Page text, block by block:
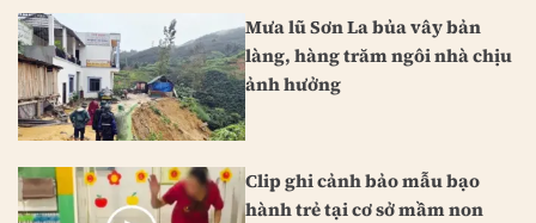
Mưa lũ Sơn La bủa vây bản
làng, hàng trăm ngôi nhà chịu
ảnh hưởng
Clip ghi cảnh bảo mẫu bạo
hành trẻ tại cơ sở mầm non